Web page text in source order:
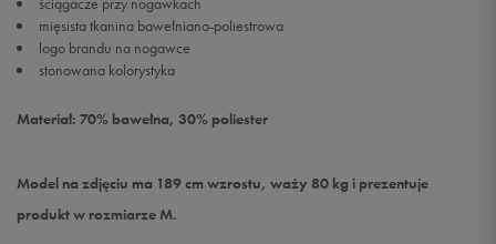
mięsista tkanina bawełniano-poliestrowa
logo brandu na nogawce
stonowana kolorystyka
Materiał: 70% bawełna, 30% poliester
Model na zdjęciu ma 189 cm wzrostu, waży 80 kg i prezentuje
produkt w rozmiarze M.